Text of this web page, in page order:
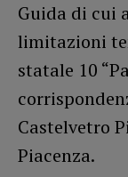
Guida di cui
limitazioni
statale 10
Castelvetro
Piacenza.